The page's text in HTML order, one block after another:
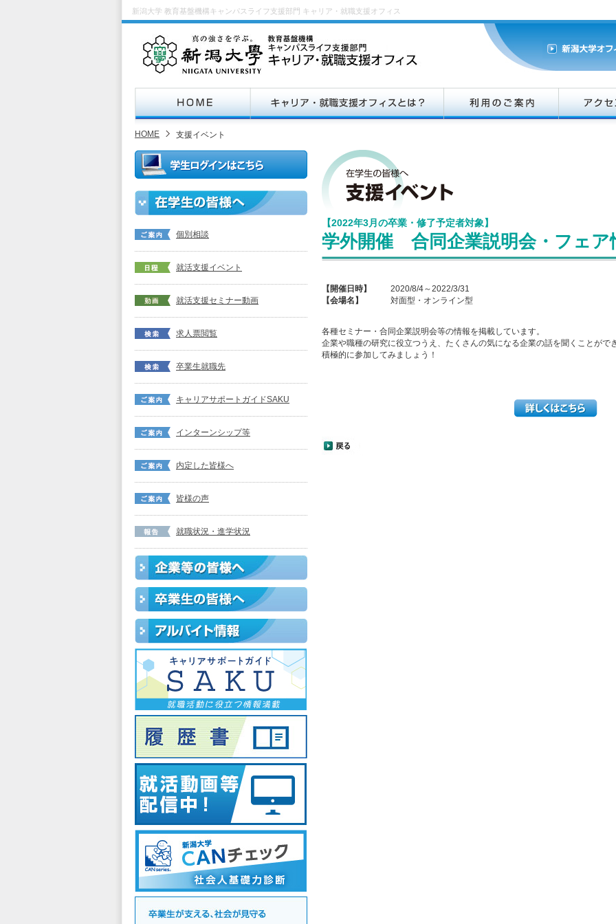
新潟大学 教育基盤機構キャンパスライフ支援部門 キャリア・就職支援オフィス
HOME 支援イベント
【2022年3月の卒業・修了予定者対象】
学外開催 合同企業説明会・フェア
【開催日時】
2020/8/4～2022/3/31
【会場名】
対面型・オンライン型
各種セミナー・合同企業説明会等の情報を掲載しています。
企業や職種の研究に役立つうえ、たくさんの気になる企業の話を聞くことがで
積極的に参加してみましょう！
個別相談
就活支援イベント
就活支援セミナー動画
求人票閲覧
卒業生就職先
キャリアサポートガイドSAKU
インターンシップ等
内定した皆様へ
皆様の声
就職状況・進学状況